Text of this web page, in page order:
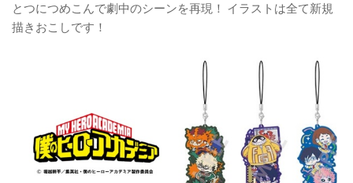
とつにつめこんで劇中のシーンを再現！ イラストは全て新規
描きおこしです！